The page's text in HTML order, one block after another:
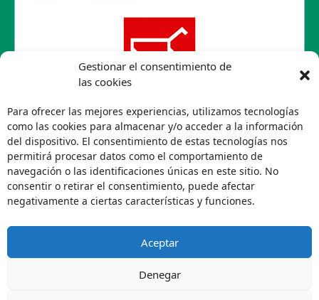
Gestionar el consentimiento de
las cookies
Para ofrecer las mejores experiencias, utilizamos tecnologías
como las cookies para almacenar y/o acceder a la información
del dispositivo. El consentimiento de estas tecnologías nos
permitirá procesar datos como el comportamiento de
navegación o las identificaciones únicas en este sitio. No
consentir o retirar el consentimiento, puede afectar
negativamente a ciertas características y funciones.
Aceptar
Denegar